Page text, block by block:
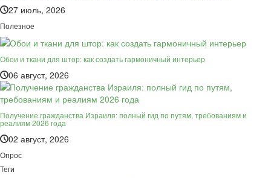
27 июль, 2026
Полезное
Обои и ткани для штор: как создать гармоничный интерьер
06 август, 2026
Получение гражданства Израиля: полный гид по путям, требованиям и
реалиям 2026 года
02 август, 2026
Опрос
Теги